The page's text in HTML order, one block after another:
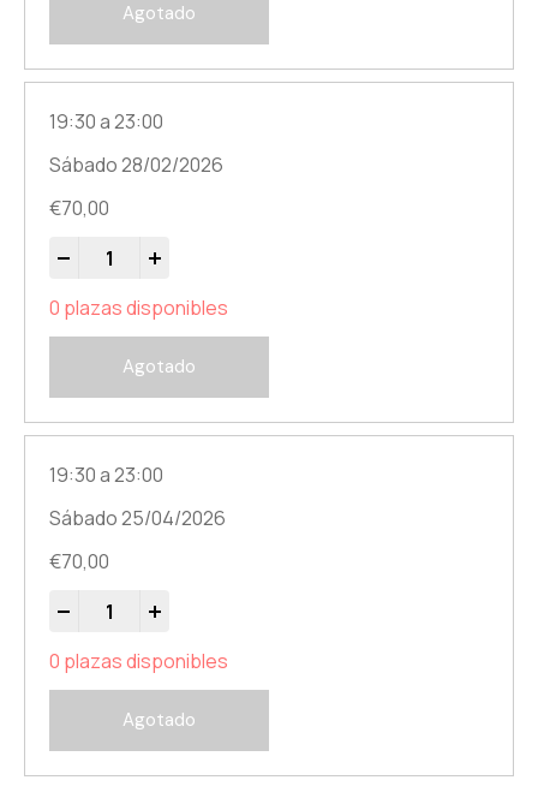
Agotado
19:30 a 23:00
Sábado 28/02/2026
€70,00
0 plazas disponibles
Agotado
19:30 a 23:00
Sábado 25/04/2026
€70,00
0 plazas disponibles
Agotado